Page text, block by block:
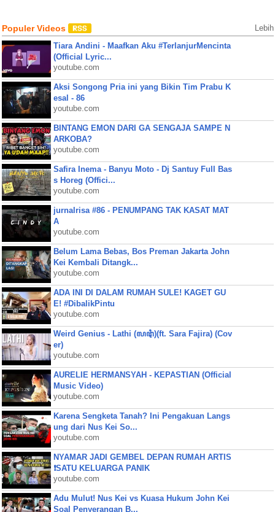
Populer Videos Lebih
Tiara Andini - Maafkan Aku #TerlanjurMencinta
(Official Lyric...
youtube.com
Aksi Songong Pria ini yang Bikin Tim Prabu K
esal - 86
youtube.com
BINTANG EMON DARI GA SENGAJA SAMPE N
ARKOBA?
youtube.com
Safira Inema - Banyu Moto - Dj Santuy Full Bas
s Horeg (Offici...
youtube.com
jurnalrisa #86 - PENUMPANG TAK KASAT MAT
A
youtube.com
Belum Lama Bebas, Bos Preman Jakarta John
Kei Kembali Ditangk...
youtube.com
ADA INI DI DALAM RUMAH SULE! KAGET GU
E! #DibalikPintu
youtube.com
Weird Genius - Lathi (ꦭꦛꦶ)(ft. Sara Fajira) (Cov
er)
youtube.com
AURELIE HERMANSYAH - KEPASTIAN (Official
Music Video)
youtube.com
Karena Sengketa Tanah? Ini Pengakuan Langs
ung dari Nus Kei So...
youtube.com
NYAMAR JADI GEMBEL DEPAN RUMAH ARTIS
❗SATU KELUARGA PANIK
youtube.com
Adu Mulut! Nus Kei vs Kuasa Hukum John Kei
Soal Penyerangan B...